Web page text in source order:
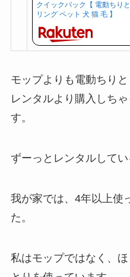
クイックバック【 電動ちり
リング ペット 犬 猫 毛 】
モップよりも電動ちり
レンタルより購入しち
す。
ずーっとレンタルしてい
我が家では、4年以上使
た。
私はモップではなく、